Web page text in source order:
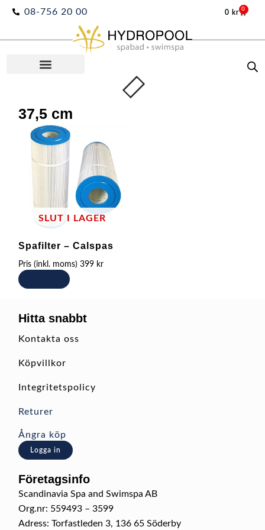
0 kr 0
08-756 20 00
37,5 cm
SLUT I LAGER
Spafilter – Calspas
Pris (inkl. moms) 399 kr
Hitta snabbt
Kontakta oss
Köpvillkor
Integritetspolicy
Returer
Ångra köp
Logga in
Företagsinfo
Scandinavia Spa and Swimspa AB
Org.nr: 559493 – 3599
Adress: Torfastleden 3, 136 65 Söderby